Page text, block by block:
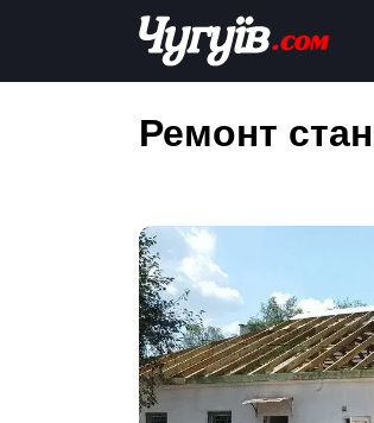
Chuguiv
Ремонт